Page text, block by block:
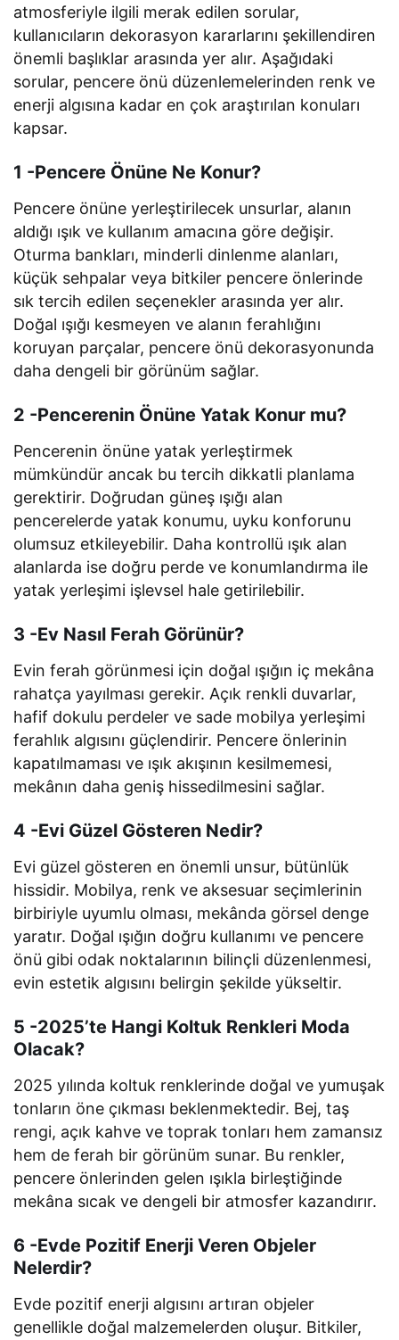
atmosferiyle ilgili merak edilen sorular,
kullanıcıların dekorasyon kararlarını şekillendiren
önemli başlıklar arasında yer alır. Aşağıdaki
sorular, pencere önü düzenlemelerinden renk ve
enerji algısına kadar en çok araştırılan konuları
kapsar.
1 -Pencere Önüne Ne Konur?
Pencere önüne yerleştirilecek unsurlar, alanın
aldığı ışık ve kullanım amacına göre değişir.
Oturma bankları, minderli dinlenme alanları,
küçük sehpalar veya bitkiler pencere önlerinde
sık tercih edilen seçenekler arasında yer alır.
Doğal ışığı kesmeyen ve alanın ferahlığını
koruyan parçalar, pencere önü dekorasyonunda
daha dengeli bir görünüm sağlar.
2 -Pencerenin Önüne Yatak Konur mu?
Pencerenin önüne yatak yerleştirmek
mümkündür ancak bu tercih dikkatli planlama
gerektirir. Doğrudan güneş ışığı alan
pencerelerde yatak konumu, uyku konforunu
olumsuz etkileyebilir. Daha kontrollü ışık alan
alanlarda ise doğru perde ve konumlandırma ile
yatak yerleşimi işlevsel hale getirilebilir.
3 -Ev Nasıl Ferah Görünür?
Evin ferah görünmesi için doğal ışığın iç mekâna
rahatça yayılması gerekir. Açık renkli duvarlar,
hafif dokulu perdeler ve sade mobilya yerleşimi
ferahlık algısını güçlendirir. Pencere önlerinin
kapatılmaması ve ışık akışının kesilmemesi,
mekânın daha geniş hissedilmesini sağlar.
4 -Evi Güzel Gösteren Nedir?
Evi güzel gösteren en önemli unsur, bütünlük
hissidir. Mobilya, renk ve aksesuar seçimlerinin
birbiriyle uyumlu olması, mekânda görsel denge
yaratır. Doğal ışığın doğru kullanımı ve pencere
önü gibi odak noktalarının bilinçli düzenlenmesi,
evin estetik algısını belirgin şekilde yükseltir.
5 -2025’te Hangi Koltuk Renkleri Moda
Olacak?
2025 yılında koltuk renklerinde doğal ve yumuşak
tonların öne çıkması beklenmektedir. Bej, taş
rengi, açık kahve ve toprak tonları hem zamansız
hem de ferah bir görünüm sunar. Bu renkler,
pencere önlerinden gelen ışıkla birleştiğinde
mekâna sıcak ve dengeli bir atmosfer kazandırır.
6 -Evde Pozitif Enerji Veren Objeler
Nelerdir?
Evde pozitif enerji algısını artıran objeler
genellikle doğal malzemelerden oluşur. Bitkiler,